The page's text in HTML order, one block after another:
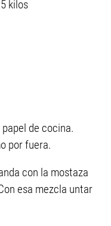
kilos
de cocina.
por fuera.
con la mostaza
esa mezcla untar